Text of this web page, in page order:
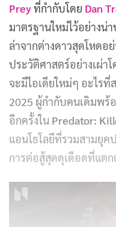
Preyที่กำกับโดย Dan
มาตรฐานใหม่ไว้อย่างน่
ล่าจากต่างดาวสุดโหดอย่
ประวัติศาสตร์อย่างเผ่า
จะมีไอเดียใหม่ๆ อะไร
2025 ผู้กำกับคนเดิมพร้
อีกครั้งใน Predator:
แอนโธโลยีที่รวมสามยุค
การต่อสู้สุดดุเดือดที่แตก